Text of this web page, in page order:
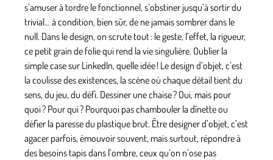
s’amuser à tordre le fonctionnel, s’obstiner jusqu’à sortir du
trivial… à condition, bien sûr, de ne jamais sombrer dans le
null. Dans le design, on scrute tout : le geste, l’effet, la rigueur,
ce petit grain de folie qui rend la vie singulière. Oublier la
simple case sur LinkedIn, quelle idée ! Le design d’objet, c’est
la coulisse des existences, la scène où chaque détail tient du
sens, du jeu, du défi. Dessiner une chaise ? Oui, mais pour
quoi ? Pour qui ? Pourquoi pas chambouler la dînette ou
défier la paresse du plastique brut. Être designer d’objet, c’est
agacer parfois, émouvoir souvent, mais surtout, répondre à
des besoins tapis dans l’ombre, ceux qu’on n’ose pas